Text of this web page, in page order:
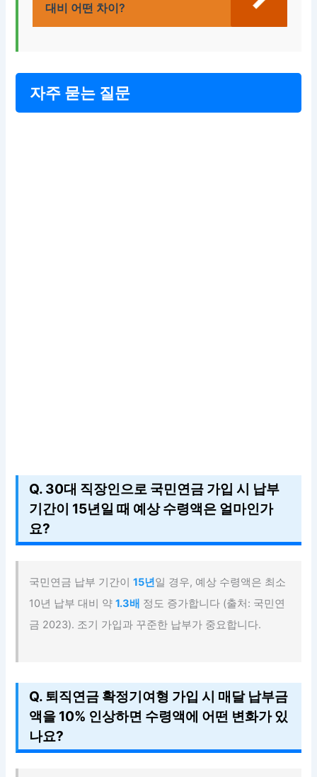
대비 어떤 차이?
자주 묻는 질문
Q. 30대 직장인으로 국민연금 가입 시 납부
기간이 15년일 때 예상 수령액은 얼마인가
요?
국민연금 납부 기간이15년일 경우, 예상 수령액은 최소
10년 납부 대비 약1.3배 정도 증가합니다 (출처: 국민연
금 2023). 조기 가입과 꾸준한 납부가 중요합니다.
Q. 퇴직연금 확정기여형 가입 시 매달 납부금
액을 10% 인상하면 수령액에 어떤 변화가 있
나요?